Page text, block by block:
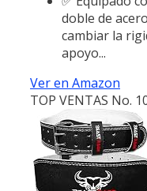
doble de
cambiar la
apoyo...
Ver en Amazon
TOP VENTAS No.